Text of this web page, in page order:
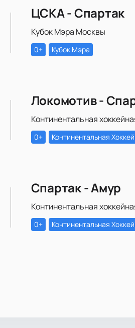
ЦСКА - Спартак
Кубок Мэра Москвы
0+ Кубок Мэра
Локомотив -
Континентальная
0+ Континентальная
Спартак - Амур
Континентальная
0+ Континентальная